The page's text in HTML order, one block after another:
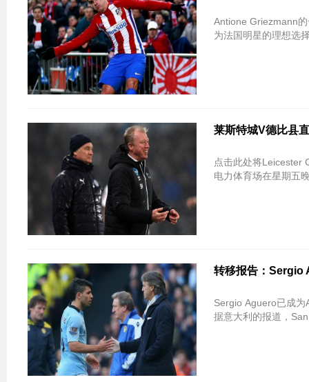
Antione Griezmann
为法国明星的理想选
莱斯特城V德比县
点击此处将Leicester
电力体育场在星期五
转移报告：Sergio
Sergio Aguero已成
据意大利的报道，